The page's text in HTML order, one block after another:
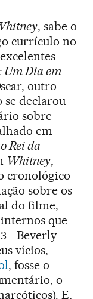
, sabe o
currículo no
Um Dia em
outro
se declarou
sobre
em
Rei da
Whitney,
cronológico
sobre os
do filme,
que
- Beverly
vícios,
, fosse o
o
E,